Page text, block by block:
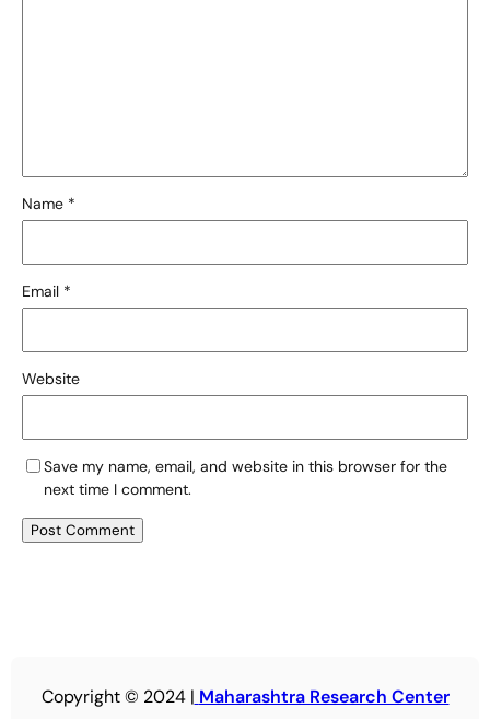
Name *
Email *
Website
Save my name, email, and website in this browser for the
next time I comment.
Copyright © 2024 | Maharashtra Research Center